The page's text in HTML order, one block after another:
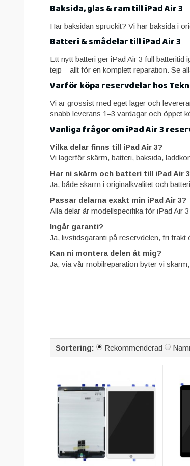
Baksida, glas & ram till iPad Air 3
Har baksidan spruckit? Vi har baksida i
Batteri & smådelar till iPad Air 3
Ett nytt batteri ger iPad Air 3 full
tejp – allt för en komplett reparation. Se
Varför köpa reservdelar hos
Vi är grossist med eget lager och
snabb leverans 1–3 vardagar och öppet
Vanliga frågor om iPad Air 3
Vilka delar finns till iPad Air 3?
Vi lagerför skärm, batteri, baksida,
Har ni skärm och batteri till iPad Air
Ja, både skärm i originalkvalitet och
Passar delarna exakt min iPad Air 3?
Alla delar är modellspecifika för iPad Air
Ingår garanti?
Ja, livstidsgaranti på reservdelen, fri
Kan ni montera delen åt mig?
Ja, via vår mobilreparation byter vi
Sortering: Rekommenderad